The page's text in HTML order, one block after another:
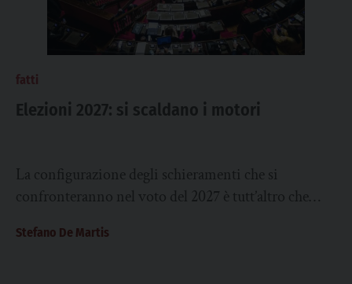
fatti
Elezioni 2027: si scaldano i motori
La configurazione degli schieramenti che si
confronteranno nel voto del 2027 è tutt’altro che
Stefano De Martis